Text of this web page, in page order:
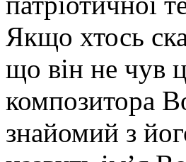
Якщо хтось
що він не чув
композитора
знайомий з